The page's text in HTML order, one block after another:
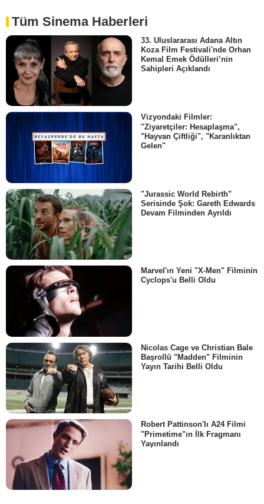
Tüm Sinema Haberleri
33. Uluslararası Adana Altın
Koza Film Festivali'nde Orhan
Kemal Emek Ödülleri’nin
Sahipleri Açıklandı
Vizyondaki Filmler:
"Ziyaretçiler: Hesaplaşma",
"Hayvan Çiftliği", "Karanlıktan
Gelen"
"Jurassic World Rebirth"
Serisinde Şok: Gareth Edwards
Devam Filminden Ayrıldı
Marvel'ın Yeni "X-Men" Filminin
Cyclops'u Belli Oldu
Nicolas Cage ve Christian Bale
Başrollü "Madden" Filminin
Yayın Tarihi Belli Oldu
Robert Pattinson'lı A24 Filmi
"Primetime"ın İlk Fragmanı
Yayınlandı